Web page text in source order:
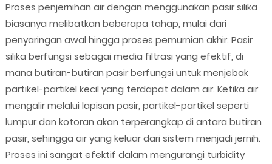
Proses penjernihan air dengan menggunakan pasir silika
biasanya melibatkan beberapa tahap, mulai dari
penyaringan awal hingga proses pemurnian akhir. Pasir
silika berfungsi sebagai media filtrasi yang efektif, di
mana butiran-butiran pasir berfungsi untuk menjebak
partikel-partikel kecil yang terdapat dalam air. Ketika air
mengalir melalui lapisan pasir, partikel-partikel seperti
lumpur dan kotoran akan terperangkap di antara butiran
pasir, sehingga air yang keluar dari sistem menjadi jernih.
Proses ini sangat efektif dalam mengurangi turbidity